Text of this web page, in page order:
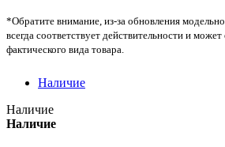
*Обратите внимание, из-за обновления
всегда соответствует действительности и может
фактического вида товара.
Наличие
Наличие
Наличие